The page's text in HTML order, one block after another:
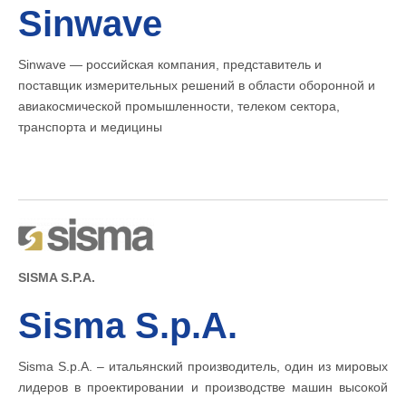
Sinwave
Sinwave — российская компания, представитель и
поставщик измерительных решений в области оборонной и
авиакосмической промышленности, телеком сектора,
транспорта и медицины
SISMA S.P.A.
Sisma S.p.A.
Sisma S.p.A. – итальянский производитель, один из мировых
лидеров в проектировании и производстве машин высокой